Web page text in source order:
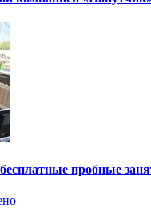
пробные